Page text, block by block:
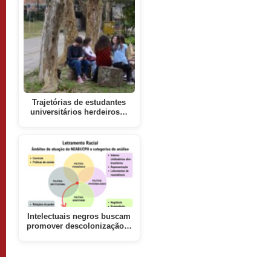
Trajetórias de estudantes
universitários herdeiros…
Intelectuais negros buscam
promover descolonização…